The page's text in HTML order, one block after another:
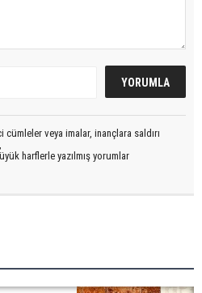
veya imalar, inançlara saldırı
harflerle yazılmış yorumlar